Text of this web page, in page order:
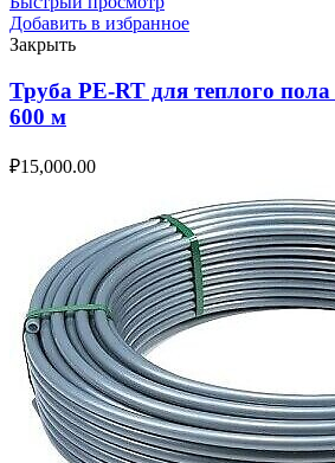
Добавить в избранное
Закрыть
Труба PE-RT для теплого
600 м
₽15,000.00